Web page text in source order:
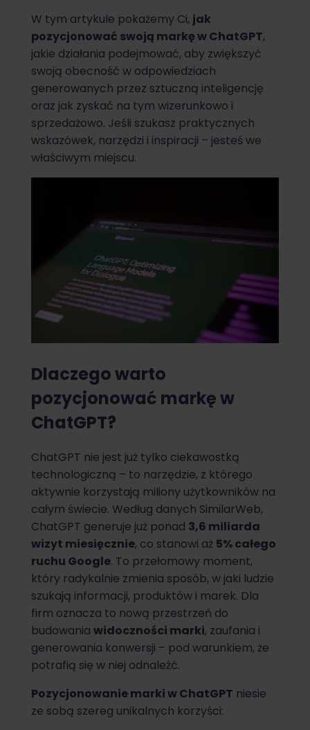
W tym artykule pokażemy Ci, jak
pozycjonować swoją markę w ChatGPT,
jakie działania podejmować, aby zwiększyć
swoją obecność w odpowiedziach
generowanych przez sztuczną inteligencję
oraz jak zyskać na tym wizerunkowo i
sprzedażowo. Jeśli szukasz praktycznych
wskazówek, narzędzi i inspiracji – jesteś we
właściwym miejscu.
Dlaczego warto
pozycjonować markę w
ChatGPT?
ChatGPT nie jest już tylko ciekawostką
technologiczną – to narzędzie, z którego
aktywnie korzystają miliony użytkowników na
całym świecie. Według danych SimilarWeb,
ChatGPT generuje już ponad 3,6 miliarda
wizyt miesięcznie, co stanowi aż 5% całego
ruchu Google. To przełomowy moment,
który radykalnie zmienia sposób, w jaki ludzie
szukają informacji, produktów i marek. Dla
firm oznacza to nową przestrzeń do
budowania widoczności marki, zaufania i
generowania konwersji – pod warunkiem, że
potrafią się w niej odnaleźć.
Pozycjonowanie marki w ChatGPT niesie
ze sobą szereg unikalnych korzyści: